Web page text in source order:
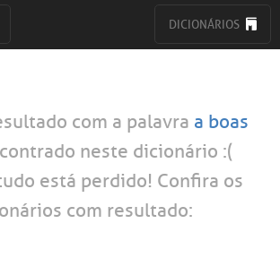
DICIONÁRIOS
com a palavra a boas
neste dicionário :(
está perdido! Confira os
com resultado: